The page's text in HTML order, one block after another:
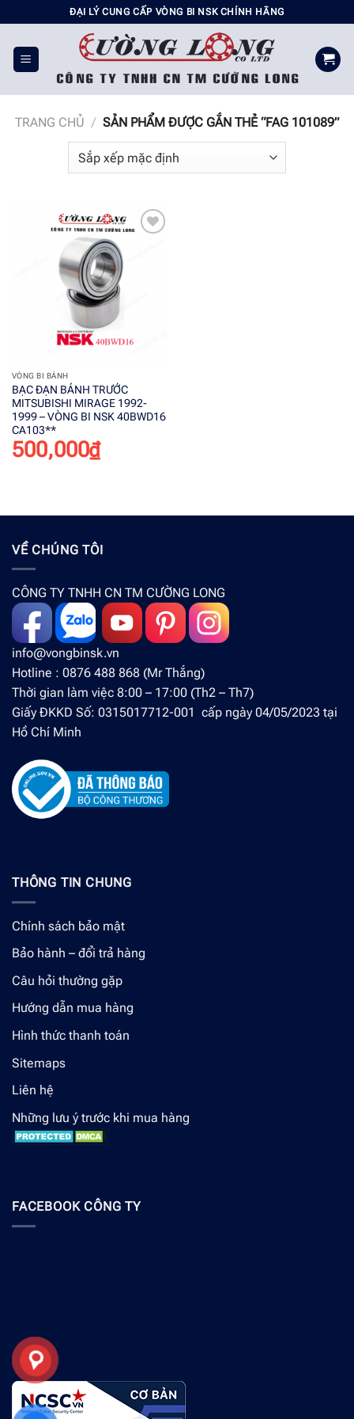
đến
nội
dung
ĐẠI LÝ CUNG CẤP VÒNG BI NSK CHÍNH HÃNG
TRANG CHỦ / SẢN PHẨM ĐƯỢC GẮN THẺ “FAG 101089”
VÒNG BI BÁNH
BẠC ĐẠN BÁNH TRƯỚC
MITSUBISHI MIRAGE 1992-
1999 – VÒNG BI NSK 40BWD16
CA103**
500,000₫
VỀ CHÚNG TÔI
CÔNG TY TNHH CN TM CƯỜNG LONG
info@vongbinsk.vn
Hotline : 0876 488 868 (Mr Thắng)
Thời gian làm việc 8:00 – 17:00 (Th2 – Th7)
Giấy ĐKKD Số: 0315017712-001 cấp ngày 04/05/2023 tại
Hồ Chí Minh
THÔNG TIN CHUNG
Chính sách bảo mật
Bảo hành – đổi trả hàng
Câu hỏi thường gặp
Hướng dẫn mua hàng
Hình thức thanh toán
Sitemaps
Liên hệ
Những lưu ý trước khi mua hàng
FACEBOOK CÔNG TY